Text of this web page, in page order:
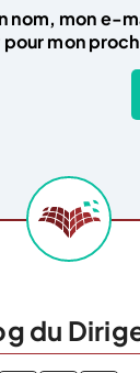
nom, mon e-
pour mon
du